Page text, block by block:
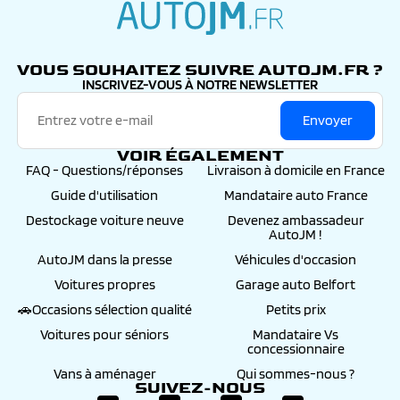
VOUS SOUHAITEZ SUIVRE AUTOJM.FR ?
INSCRIVEZ-VOUS À NOTRE NEWSLETTER
Envoyer
VOIR ÉGALEMENT
FAQ - Questions/réponses
Livraison à domicile en France
Guide d'utilisation
Mandataire auto France
Destockage voiture neuve
Devenez ambassadeur
AutoJM !
AutoJM dans la presse
Véhicules d'occasion
Voitures propres
Garage auto Belfort
🚗Occasions sélection qualité
Petits prix
Voitures pour séniors
Mandataire Vs
concessionnaire
Vans à aménager
Qui sommes-nous ?
SUIVEZ-NOUS